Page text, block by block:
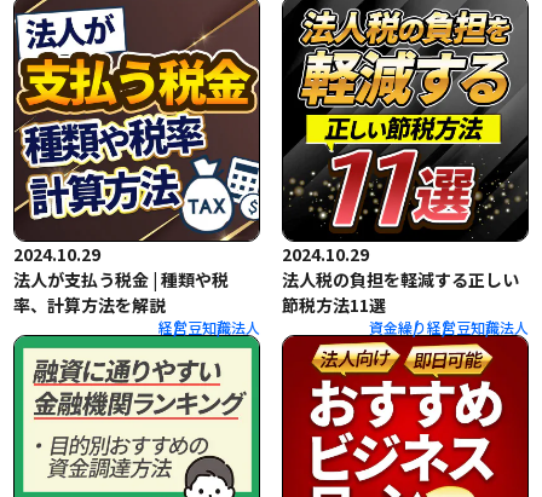
2024.10.29
法人が支払う税金 | 種類や税
率、計算方法を解説
経営豆知識法人
2024.10.29
法人税の負担を軽減する正しい
節税方法11選
資金繰り経営豆知識法人